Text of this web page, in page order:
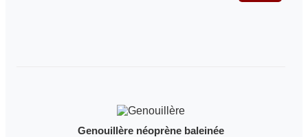
Genouillère néoprène baleinée